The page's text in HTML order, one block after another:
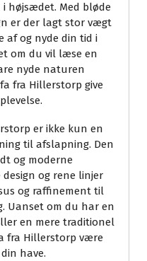
højsædet. Med bløde
er der lagt stor vægt
af og nyde din tid i
om du vil læse en
nyde naturen
fra Hillerstorp give
er ikke kun en
til afslapning. Den
og moderne
og rene linjer
og raffinement til
Uanset om du har en
en mere traditionel
fra Hillerstorp være
have.